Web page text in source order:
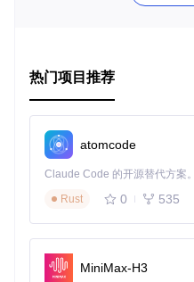
打造独特的环境音景。
项目特点
兼容性强：完美适配
擎平台。
丰富的音色库 ：多个振荡
理模型。
直观操控：内置 LFO 支
变化。
验。
为了更好地利用这些振荡器
佳音质。此外，如果遇到问
热门项目推荐
atomcode
Rust
0 535
MiniMax-H3